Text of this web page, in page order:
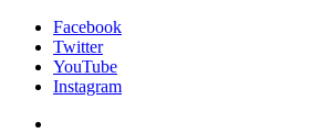
Facebook
Twitter
YouTube
Instagram